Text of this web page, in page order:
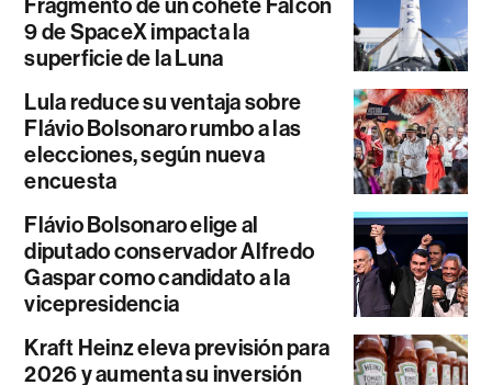
Fragmento de un cohete Falcon
9 de SpaceX impacta la
superficie de la Luna
Lula reduce su ventaja sobre
Flávio Bolsonaro rumbo a las
elecciones, según nueva
encuesta
Flávio Bolsonaro elige al
diputado conservador Alfredo
Gaspar como candidato a la
vicepresidencia
Kraft Heinz eleva previsión para
2026 y aumenta su inversión